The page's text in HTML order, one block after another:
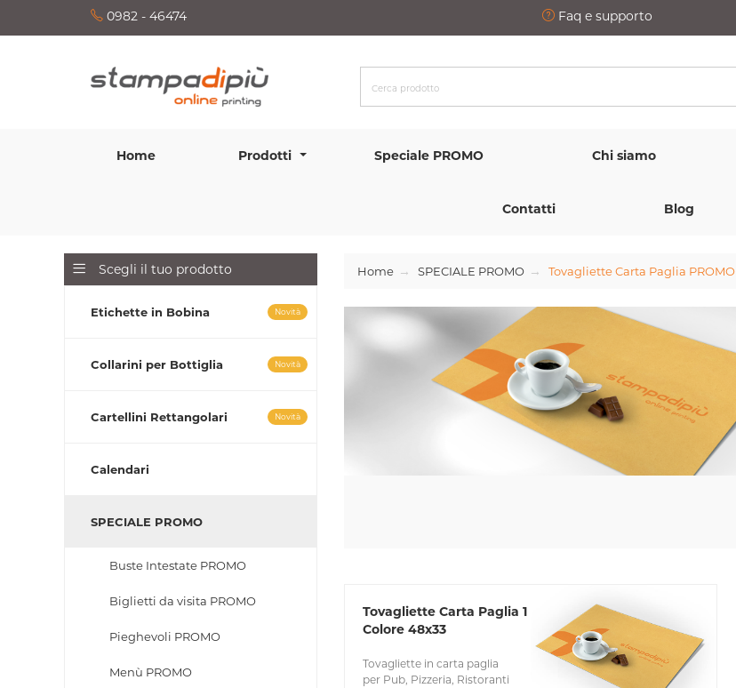
0982 - 46474 Faq e supporto
Home Prodotti Speciale PROMO Chi siamo
Contatti Blog
Scegli il tuo prodotto
Etichette in Bobina Novità
Collarini per Bottiglia Novità
Cartellini Rettangolari Novità
Calendari
SPECIALE PROMO
Buste Intestate PROMO
Biglietti da visita PROMO
Pieghevoli PROMO
Menù PROMO
Home SPECIALE PROMO Tovagliette Carta Paglia PROMO
Tovagliette Carta Paglia 1
Colore 48x33
Tovagliette in carta paglia
per Pub, Pizzeria, Ristoranti